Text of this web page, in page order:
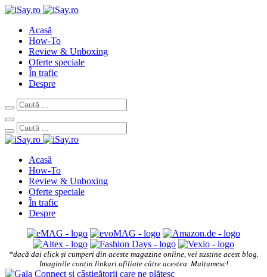
Acasă
How-To
Review & Unboxing
Oferte speciale
În trafic
Despre
Acasă
How-To
Review & Unboxing
Oferte speciale
În trafic
Despre
*dacă dai click și cumperi din aceste magazine online, vei susține acest blog.
Imaginile conțin linkuri afiliate către acestea. Mulțumesc!